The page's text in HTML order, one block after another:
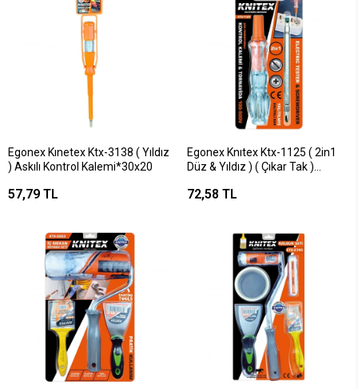
Egonex Kınetex Ktx-3138 ( Yıldız
) Askılı Kontrol Kalemi*30x20
57,79 TL
Egonex Knıtex Ktx-1125 ( 2in1
Düz & Yıldız ) ( Çıkar Tak )
100-500v)*120
72,58 TL